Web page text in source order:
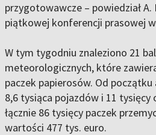
przygotowawcze – powiedział A.
piątkowej konferencji prasowej
W tym tygodniu znaleziono 21
meteorologicznych, które
paczek papierosów. Od
8,6 tysiąca pojazdów i 11 tysięcy
łącznie 86 tysięcy paczek
wartości 477 tys. euro.